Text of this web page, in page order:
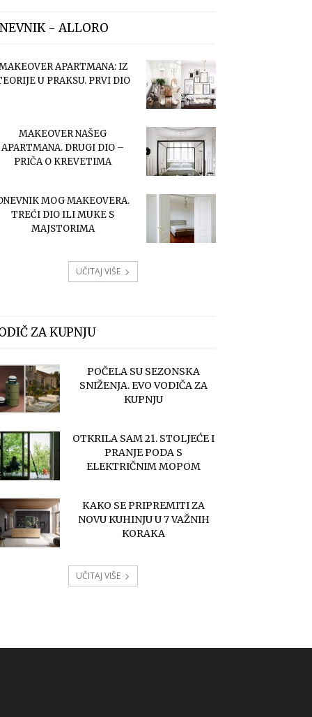
- ALLORO
APARTMANA: IZ
U PRAKSU. PRVI DIO
MAKEOVER NAŠEG
APARTMANA. DRUGI DIO –
PRIČA O KREVETIMA
MOG MAKEOVERA.
TREĆI DIO ILI MUKE S
MAJSTORIMA
UČITAJ VIŠE
ZA KUPNJU
POČELA SU SEZONSKA
SNIŽENJA. EVO VODIČA ZA
KUPNJU
OTKRILA SAM 21. STOLJEĆE I
PRANJE PODA S
ELEKTRIČNIM MOPOM
KAKO SE PRIPREMITI ZA
NOVU KUHINJU U 7 VAŽNIH
KORAKA
UČITAJ VIŠE